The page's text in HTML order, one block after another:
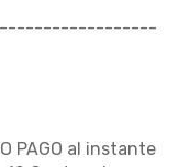
PAGO al instante